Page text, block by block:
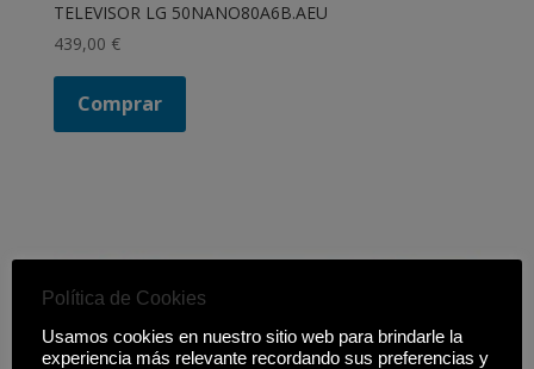
TELEVISOR LG 50NANO80A6B.AEU
439,00 €
Comprar
Política de Cookies
Usamos cookies en nuestro sitio web para brindarle la
experiencia más relevante recordando sus preferencias y